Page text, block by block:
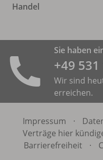
Handel
Sie haben
+49
Wir sind
erreichen.
Impressum ·
Verträge hier
Barrierefreiheit
·